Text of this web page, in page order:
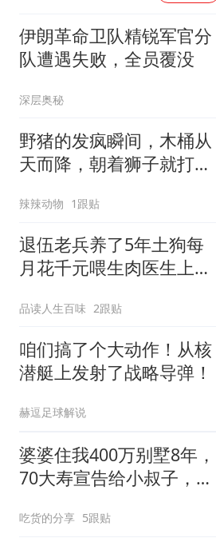
伊朗革命卫队精锐军官分
队遭遇失败，全员覆没
深层奥秘
野猪的发疯瞬间，木桶从
天而降，朝着狮子就打去
辣辣动物 1跟贴
退伍老兵养了5年土狗每
月花千元喂生肉医生上门
品读人生百味 2跟贴
咱们搞了个大动作！从核
潜艇上发射了战略导弹！
赫逗足球解说
婆婆住我400万别墅8年，
70大寿宣告给小叔子，
吃货的分享 5跟贴